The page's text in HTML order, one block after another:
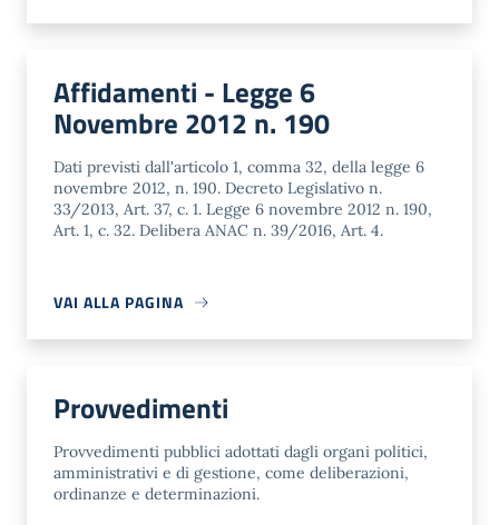
Affidamenti - Legge 6
Novembre 2012 n. 190
Dati previsti dall'articolo 1, comma 32, della legge 6
novembre 2012, n. 190. Decreto Legislativo n.
33/2013, Art. 37, c. 1. Legge 6 novembre 2012 n. 190,
Art. 1, c. 32. Delibera ANAC n. 39/2016, Art. 4.
VAI ALLA PAGINA
Provvedimenti
Provvedimenti pubblici adottati dagli organi politici,
amministrativi e di gestione, come deliberazioni,
ordinanze e determinazioni.